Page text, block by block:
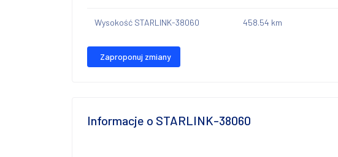
Wysokość STARLINK-38060 458.54 km
Zaproponuj zmiany
Informacje o STARLINK-38060